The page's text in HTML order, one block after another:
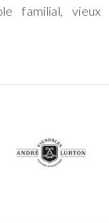
familial,